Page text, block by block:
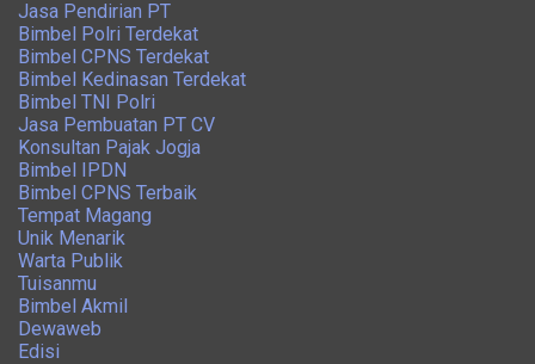
Jasa Pendirian PT
Bimbel Polri Terdekat
Bimbel CPNS Terdekat
Bimbel Kedinasan Terdekat
Bimbel TNI Polri
Jasa Pembuatan PT CV
Konsultan Pajak Jogja
Bimbel IPDN
Bimbel CPNS Terbaik
Tempat Magang
Unik Menarik
Warta Publik
Tuisanmu
Bimbel Akmil
Dewaweb
Edisi